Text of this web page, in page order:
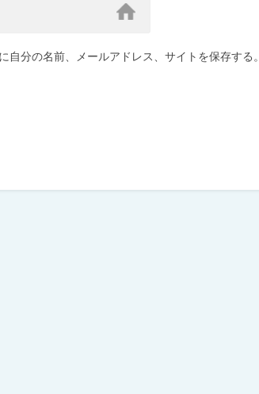
分の名前、メールアドレス、サイトを保存する。